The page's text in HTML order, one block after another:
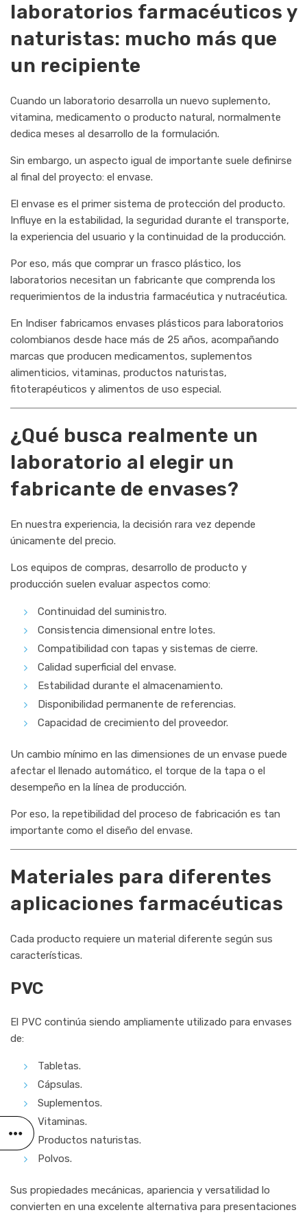
laboratorios farmacéuticos y
naturistas: mucho más que
un recipiente
Cuando un laboratorio desarrolla un nuevo suplemento,
vitamina, medicamento o producto natural, normalmente
dedica meses al desarrollo de la formulación.
Sin embargo, un aspecto igual de importante suele definirse
al final del proyecto: el envase.
El envase es el primer sistema de protección del producto.
Influye en la estabilidad, la seguridad durante el transporte,
la experiencia del usuario y la continuidad de la producción.
Por eso, más que comprar un frasco plástico, los
laboratorios necesitan un fabricante que comprenda los
requerimientos de la industria farmacéutica y nutracéutica.
En Indiser fabricamos envases plásticos para laboratorios
colombianos desde hace más de 25 años, acompañando
marcas que producen medicamentos, suplementos
alimenticios, vitaminas, productos naturistas,
fitoterapéuticos y alimentos de uso especial.
¿Qué busca realmente un
laboratorio al elegir un
fabricante de envases?
En nuestra experiencia, la decisión rara vez depende
únicamente del precio.
Los equipos de compras, desarrollo de producto y
producción suelen evaluar aspectos como:
Continuidad del suministro.
Consistencia dimensional entre lotes.
Compatibilidad con tapas y sistemas de cierre.
Calidad superficial del envase.
Estabilidad durante el almacenamiento.
Disponibilidad permanente de referencias.
Capacidad de crecimiento del proveedor.
Un cambio mínimo en las dimensiones de un envase puede
afectar el llenado automático, el torque de la tapa o el
desempeño en la línea de producción.
Por eso, la repetibilidad del proceso de fabricación es tan
importante como el diseño del envase.
Materiales para diferentes
aplicaciones farmacéuticas
Cada producto requiere un material diferente según sus
características.
PVC
El PVC continúa siendo ampliamente utilizado para envases
de:
Tabletas.
Cápsulas.
Suplementos.
Vitaminas.
Productos naturistas.
Polvos.
Sus propiedades mecánicas, apariencia y versatilidad lo
convierten en una excelente alternativa para presentaciones